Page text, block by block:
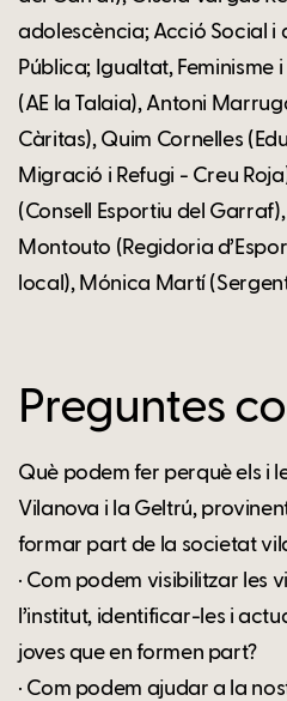
adolescència; Acció Social i
Pública; Igualtat, Feminisme
(AE la Talaia), Antoni
Càritas), Quim Cornelles
Migració i Refugi - Creu
(Consell Esportiu del
Montouto (Regidoria
local), Mónica Martí
Preguntes
Què podem fer perquè els i
Vilanova i la Geltrú,
formar part de la societat
· Com podem visibilitzar les
l’institut, identificar-les i
joves que en formen part?
· Com podem ajudar a la